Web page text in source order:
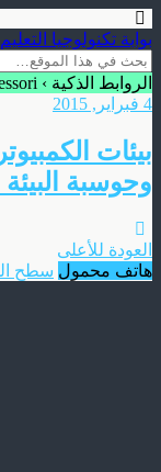
بوابة تكنولوجيا التعليم
الروابط الذكية › maria montessori
4 فبراير, 2015
بيئات
وحوسبة
العودة للأعلى
هاتف محمول سطح